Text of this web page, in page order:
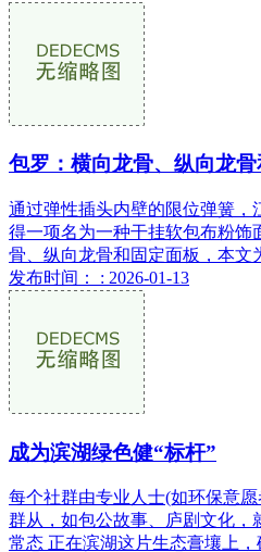
包罗：横向龙骨、纵向龙
通过弹性插头内壁的限位弹簧，
得一项名为一种干挂软包布粉饰
骨、纵向龙骨和固定面板，本文
发布时间： : 2026-01-13
成为滨湖绿色健“标杆”
每个社群由专业人士(如环保意
群从，如包公故事、庐剧文化，
常态 正在滨湖这片生态膏壤上，